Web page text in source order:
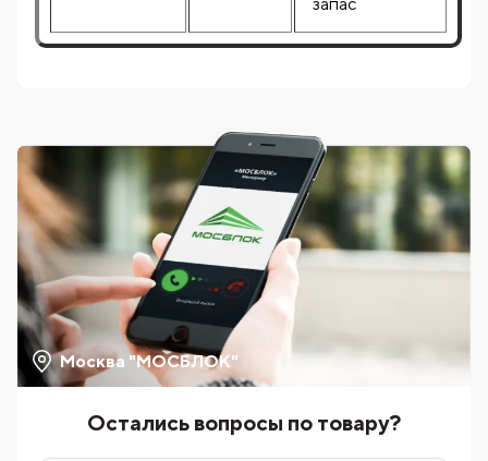
Москва "МОСБЛОК"
Остались вопросы по товару?